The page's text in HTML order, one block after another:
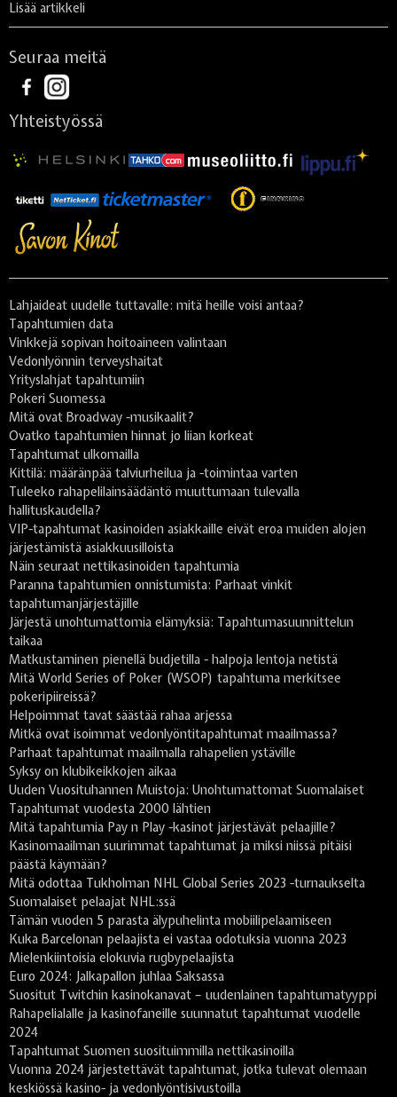
Lisää artikkeli
Seuraa meitä
Yhteistyössä
Lahjaideat uudelle tuttavalle: mitä heille voisi antaa?
Tapahtumien data
Vinkkejä sopivan hoitoaineen valintaan
Vedonlyönnin terveyshaitat
Yrityslahjat tapahtumiin
Pokeri Suomessa
Mitä ovat Broadway -musikaalit?
Ovatko tapahtumien hinnat jo liian korkeat
Tapahtumat ulkomailla
Kittilä: määränpää talviurheilua ja -toimintaa varten
Tuleeko rahapelilainsäädäntö muuttumaan tulevalla
hallituskaudella?
VIP-tapahtumat kasinoiden asiakkaille eivät eroa muiden alojen
järjestämistä asiakkuusilloista
Näin seuraat nettikasinoiden tapahtumia
Paranna tapahtumien onnistumista: Parhaat vinkit
tapahtumanjärjestäjille
Järjestä unohtumattomia elämyksiä: Tapahtumasuunnittelun
taikaa
Matkustaminen pienellä budjetilla - halpoja lentoja netistä
Mitä World Series of Poker (WSOP) tapahtuma merkitsee
pokeripiireissä?
Helpoimmat tavat säästää rahaa arjessa
Mitkä ovat isoimmat vedonlyöntitapahtumat maailmassa?
Parhaat tapahtumat maailmalla rahapelien ystäville
Syksy on klubikeikkojen aikaa
Uuden Vuosituhannen Muistoja: Unohtumattomat Suomalaiset
Tapahtumat vuodesta 2000 lähtien
Mitä tapahtumia Pay n Play -kasinot järjestävät pelaajille?
Kasinomaailman suurimmat tapahtumat ja miksi niissä pitäisi
päästä käymään?
Mitä odottaa Tukholman NHL Global Series 2023 -turnaukselta
Suomalaiset pelaajat NHL:ssä
Tämän vuoden 5 parasta älypuhelinta mobiilipelaamiseen
Kuka Barcelonan pelaajista ei vastaa odotuksia vuonna 2023
Mielenkiintoisia elokuvia rugbypelaajista
Euro 2024: Jalkapallon juhlaa Saksassa
Suositut Twitchin kasinokanavat – uudenlainen tapahtumatyyppi
Rahapelialalle ja kasinofaneille suunnatut tapahtumat vuodelle
2024
Tapahtumat Suomen suosituimmilla nettikasinoilla
Vuonna 2024 järjestettävät tapahtumat, jotka tulevat olemaan
keskiössä kasino- ja vedonlyöntisivustoilla